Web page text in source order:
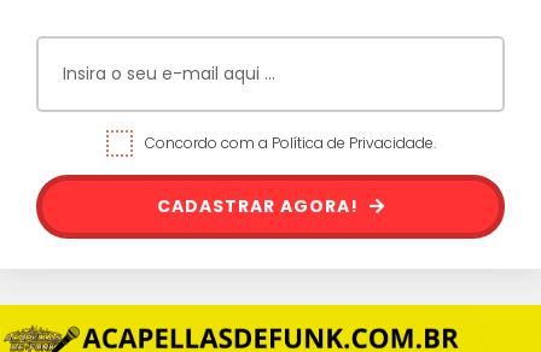
Concordo com a Política de Privacidade.
CADASTRAR AGORA!